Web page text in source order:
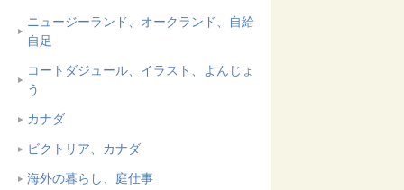
ニュージーランド、オークランド、自給
自足
コートダジュール、イラスト、よんじょ
う
カナダ
ビクトリア、カナダ
海外の暮らし、庭仕事